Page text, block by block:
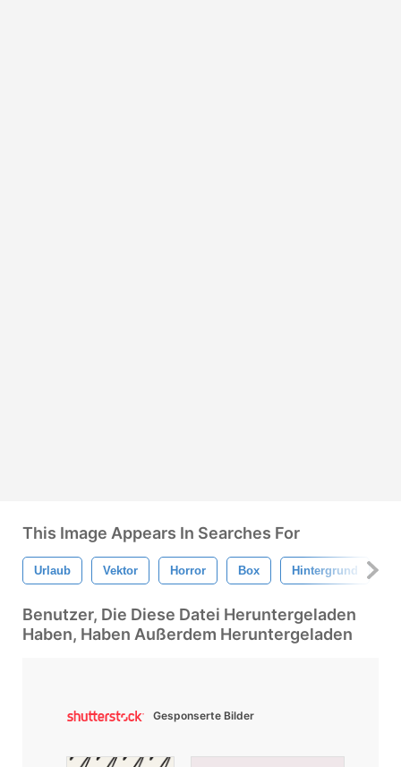
This Image Appears In Searches For
Urlaub Vektor Horror Box Hintergrund
Benutzer, Die Diese Datei Heruntergeladen
Haben, Haben Außerdem Heruntergeladen
Gesponserte Bilder